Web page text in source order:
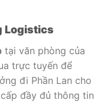
Logistics
tại văn phòng của
trực tuyến để
đi Phần Lan cho
đầy đủ thông tin